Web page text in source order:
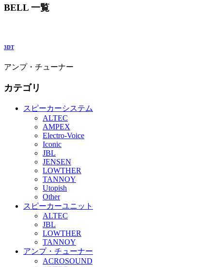
BELL 一覧
3DT
アンプ・チューナー
カテゴリ
スピーカーシステム
ALTEC
AMPEX
Electro-Voice
Iconic
JBL
JENSEN
LOWTHER
TANNOY
Utopish
Other
スピーカーユニット
ALTEC
JBL
LOWTHER
TANNOY
アンプ・チューナー
ACROSOUND